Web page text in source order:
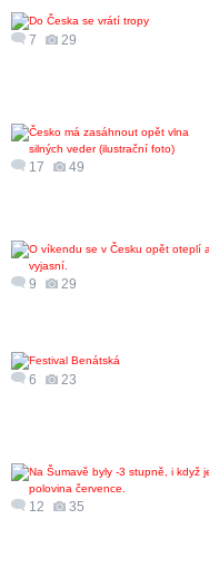
7 29
17 49
9 29
6 23
12 35